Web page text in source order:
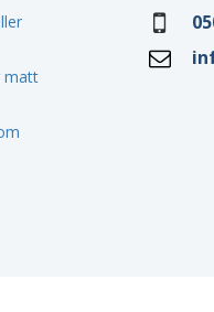
matt